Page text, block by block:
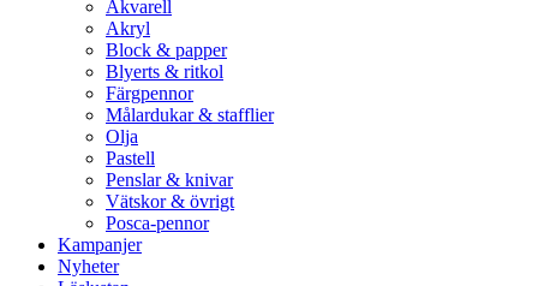
Akvarell
Akryl
Block & papper
Blyerts & ritkol
Färgpennor
Målardukar & stafflier
Olja
Pastell
Penslar & knivar
Vätskor & övrigt
Posca-pennor
Kampanjer
Nyheter